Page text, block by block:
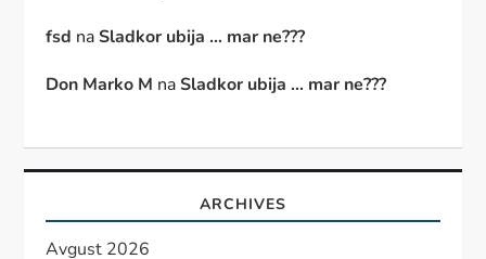
fsd naSladkor ubija … mar ne???
Don Marko M naSladkor ubija … mar ne???
ARCHIVES
Avgust 2026